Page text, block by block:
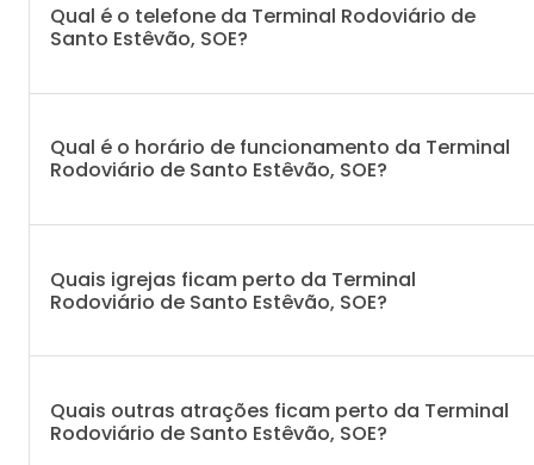
Qual é o telefone da Terminal Rodoviário de
Santo Estêvão, SOE?
Qual é o horário de funcionamento da Terminal
Rodoviário de Santo Estêvão, SOE?
Quais igrejas ficam perto da Terminal
Rodoviário de Santo Estêvão, SOE?
Quais outras atrações ficam perto da Terminal
Rodoviário de Santo Estêvão, SOE?